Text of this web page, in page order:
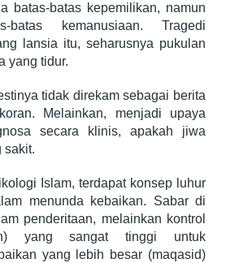
batas-batas kepemilikan, namun
kemanusiaan. Tragedi
lansia itu, seharusnya pukulan
yang tidur.
tidak direkam sebagai berita
Melainkan, menjadi upaya
secara klinis, apakah jiwa
sakit.
Islam, terdapat konsep luhur
menunda kebaikan. Sabar di
penderitaan, melainkan kontrol
yang sangat tinggi untuk
yang lebih besar (maqasid)